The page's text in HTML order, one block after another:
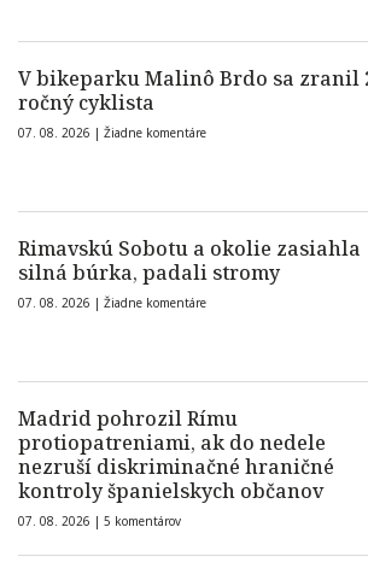
V bikeparku Malinô Brdo sa zranil
ročný cyklista
07. 08. 2026 | Žiadne komentáre
Rimavskú Sobotu a okolie zasiahla
silná búrka, padali stromy
07. 08. 2026 | Žiadne komentáre
Madrid pohrozil Rímu
protiopatreniami, ak do nedele
nezruší diskriminačné hraničné
kontroly španielskych občanov
07. 08. 2026 | 5 komentárov